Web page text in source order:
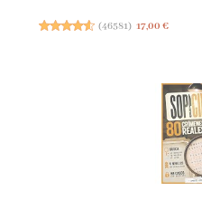
(46581) 17,00 €